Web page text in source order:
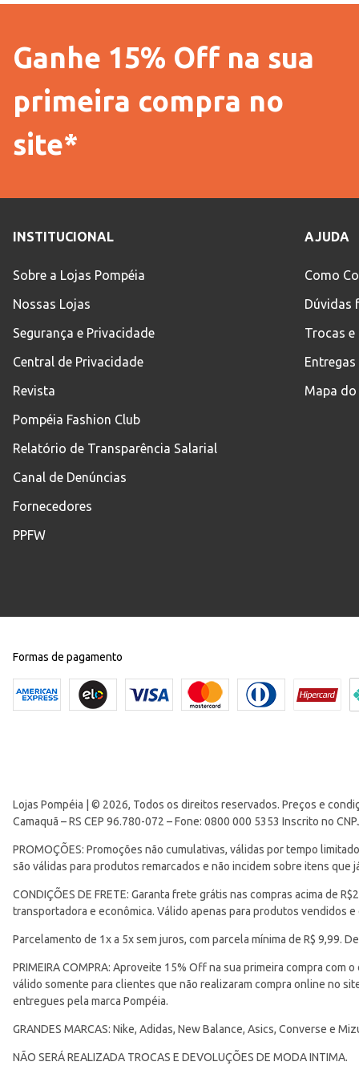
Ganhe 15% Off na sua
primeira compra no
site*
INSTITUCIONAL
Sobre a Lojas Pompéia
Nossas Lojas
Segurança e Privacidade
Central de Privacidade
Revista
Pompéia Fashion Club
Relatório de Transparência Salarial
Canal de Denúncias
Fornecedores
PPFW
AJUDA
Como
Dúvidas
Trocas e
Entregas
Mapa do
Formas de pagamento
Lojas Pompéia | © 2026, Todos os direitos reservados. Preços e
Camaquã – RS CEP 96.780-072 – Fone: 0800 000 5353 Inscrito no
PROMOÇÕES: Promoções não cumulativas, válidas por tempo
são válidas para produtos remarcados e não incidem sobre itens
CONDIÇÕES DE FRETE: Garanta frete grátis nas compras acima de
transportadora e econômica. Válido apenas para produtos vendidos
Parcelamento de 1x a 5x sem juros, com parcela mínima de R$ 9,99.
PRIMEIRA COMPRA: Aproveite 15% Off na sua primeira compra com
válido somente para clientes que não realizaram compra online no
entregues pela marca Pompéia.
GRANDES MARCAS: Nike, Adidas, New Balance, Asics, Converse e
NÃO SERÁ REALIZADA TROCAS E DEVOLUÇÕES DE MODA INTIMA.